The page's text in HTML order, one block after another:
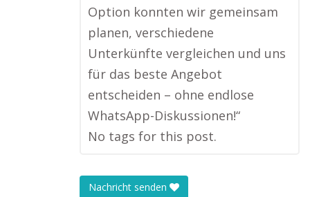
Option konnten wir gemeinsam
planen, verschiedene
Unterkünfte vergleichen und uns
für das beste Angebot
entscheiden – ohne endlose
WhatsApp-Diskussionen!“
No tags for this post.
Nachricht senden